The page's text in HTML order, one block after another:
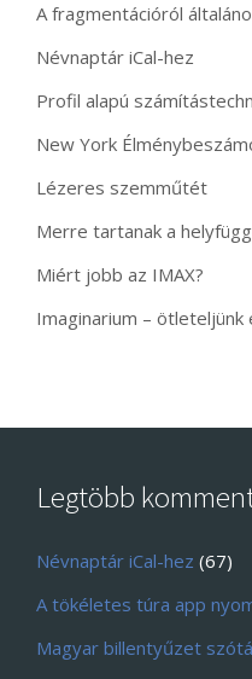
A fragmentációról
Névnaptár iCal-hez
Profil alapú
New York
Lézeres szemműtét
Merre tartanak a
Miért jobb az IMAX?
Imaginarium –
Legtöbb
Névnaptár iCal-hez (67)
A tökéletes túra app
Magyar billentyűzet